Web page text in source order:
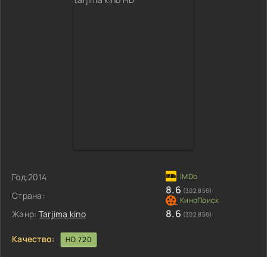
Год:2014
Страна:
Жанр: Tarjima kino
8.6 (302 856)
8.6 (302 856)
Качество: HD 720